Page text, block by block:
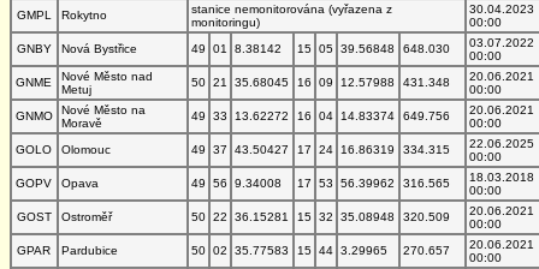
GMPL
Rokytno
stanice nemonitorována (vyřazena z
monitoringu)
30.04.2023
00:00
GNBY
Nová Bystřice 49 01 8.38142 15 05 39.56848 648.030
03.07.2022
00:00
GNME
Nové Město nad
Metuj
50 21 35.68045 16 09 12.57988 431.348
20.06.2021
00:00
GNMO
Nové Město na
Moravě
49 33 13.62272 16 04 14.83374 649.756
20.06.2021
00:00
GOLO
Olomouc 49 37 43.50427 17 24 16.86319 334.315
22.06.2025
00:00
GOPV
Opava 49 56 9.34008 17 53 56.39962 316.565
18.03.2018
00:00
GOST
Ostroměř 50 22 36.15281 15 32 35.08948 320.509
20.06.2021
00:00
GPAR
Pardubice 50 02 35.77583 15 44 3.29965 270.657
20.06.2021
00:00